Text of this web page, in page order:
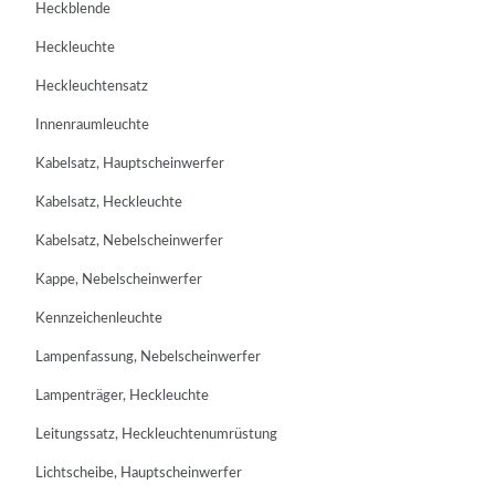
Heckblende
Heckleuchte
Heckleuchtensatz
Innenraumleuchte
Kabelsatz, Hauptscheinwerfer
Kabelsatz, Heckleuchte
Kabelsatz, Nebelscheinwerfer
Kappe, Nebelscheinwerfer
Kennzeichenleuchte
Lampenfassung, Nebelscheinwerfer
Lampenträger, Heckleuchte
Leitungssatz, Heckleuchtenumrüstung
Lichtscheibe, Hauptscheinwerfer